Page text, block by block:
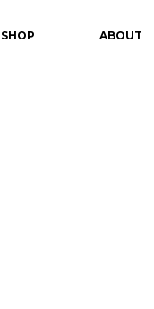
SHOP ABOUT